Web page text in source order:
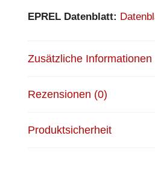
EPREL Datenblatt:
Zusätzliche Informationen
Rezensionen (0)
Produktsicherheit